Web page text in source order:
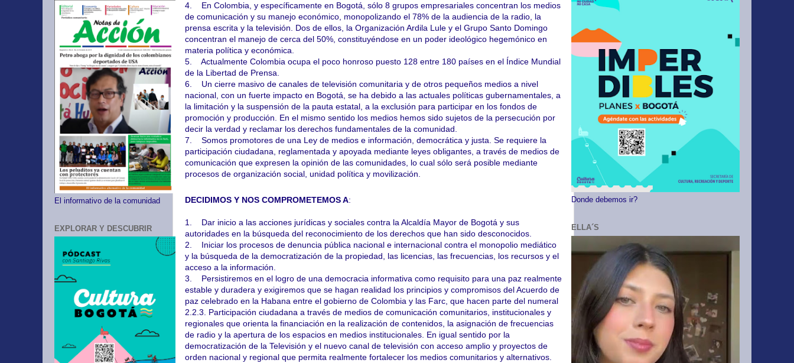
4. En Colombia, y específicamente en Bogotá, sólo 8 grupos empresariales concentran los medios
de comunicación y su manejo económico, monopolizando el 78% de la audiencia de la radio, la
prensa escrita y la televisión. Dos de ellos, la Organización Ardila Lule y el Grupo Santo Domingo
concentran el manejo de cerca del 50%, constituyéndose en un poder ideológico hegemónico en
materia política y económica.
5. Actualmente Colombia ocupa el poco honroso puesto 128 entre 180 países en el Índice Mundial
de la Libertad de Prensa.
6. Un cierre masivo de canales de televisión comunitaria y de otros pequeños medios a nivel
nacional, con un fuerte impacto en Bogotá, se ha debido a las actuales políticas gubernamentales, a
la limitación y la suspensión de la pauta estatal, a la exclusión para participar en los fondos de
promoción y producción. En el mismo sentido los medios hemos sido sujetos de la persecución por
decir la verdad y reclamar los derechos fundamentales de la comunidad.
7. Somos promotores de una Ley de medios e información, democrática y justa. Se requiere la
participación ciudadana, reglamentada y apoyada mediante leyes obligantes, a través de medios de
comunicación que expresen la opinión de las comunidades, lo cual sólo será posible mediante
procesos de organización social, unidad política y movilización.
DECIDIMOS Y NOS COMPROMETEMOS A:
1. Dar inicio a las acciones jurídicas y sociales contra la Alcaldía Mayor de Bogotá y sus
autoridades en la búsqueda del reconocimiento de los derechos que han sido desconocidos.
2. Iniciar los procesos de denuncia pública nacional e internacional contra el monopolio mediático
y la búsqueda de la democratización de la propiedad, las licencias, las frecuencias, los recursos y el
acceso a la información.
3. Persistiremos en el logro de una democracia informativa como requisito para una paz realmente
estable y duradera y exigiremos que se hagan realidad los principios y compromisos del Acuerdo de
paz celebrado en la Habana entre el gobierno de Colombia y las Farc, que hacen parte del numeral
2.2.3. Participación ciudadana a través de medios de comunicación comunitarios, institucionales y
regionales que orienta la financiación en la realización de contenidos, la asignación de frecuencias
de radio y la apertura de los espacios en medios institucionales. En igual sentido por la
democratización de la Televisión y el nuevo canal de televisión con acceso amplio y proyectos de
orden nacional y regional que permita realmente fortalecer los medios comunitarios y alternativos.
El informativo de la comunidad
EXPLORAR Y DESCUBRIR
Donde debemos ir?
ELLA´S